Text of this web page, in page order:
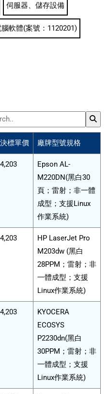
伺服器、儲存設備
腦軟體(案號：1120201)
決標單價 廠牌型號規格
4,203
Epson AL-
M220DN(黑白30
頁；雷射；非一體
成型；支援Linux
作業系統)
4,203
HP LaserJet Pro
M203dw (黑白
28PPM；雷射；非
一體成型；支援
Linux作業系統)
4,203
KYOCERA
ECOSYS
P2230dn(黑白
30PPM；雷射；非
一體成型；支援
Linux作業系統)